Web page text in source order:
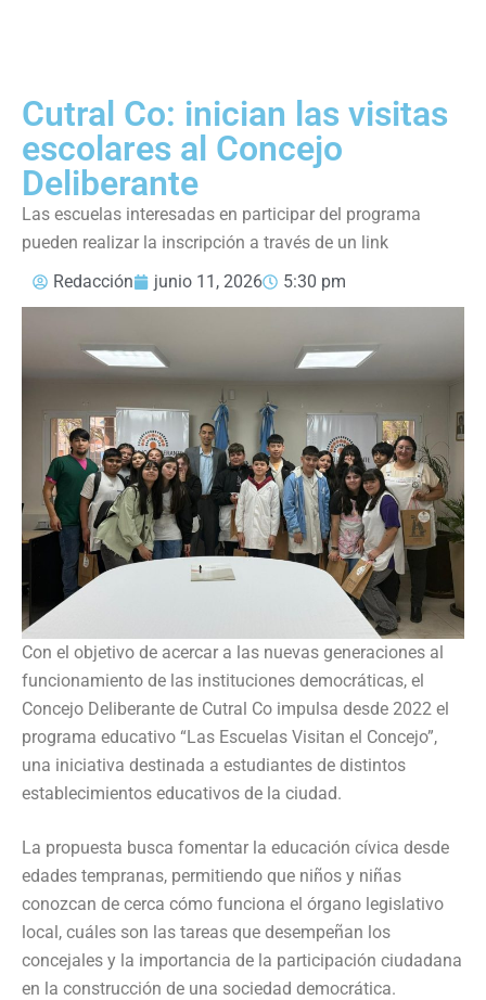
Cutral Co: inician las visitas
escolares al Concejo
Deliberante
Las escuelas interesadas en participar del programa
pueden realizar la inscripción a través de un link
Redacción
junio 11, 2026 5:30 pm
Con el objetivo de acercar a las nuevas generaciones al
funcionamiento de las instituciones democráticas, el
Concejo Deliberante de Cutral Co impulsa desde 2022 el
programa educativo “Las Escuelas Visitan el Concejo”,
una iniciativa destinada a estudiantes de distintos
establecimientos educativos de la ciudad.
La propuesta busca fomentar la educación cívica desde
edades tempranas, permitiendo que niños y niñas
conozcan de cerca cómo funciona el órgano legislativo
local, cuáles son las tareas que desempeñan los
concejales y la importancia de la participación ciudadana
en la construcción de una sociedad democrática.